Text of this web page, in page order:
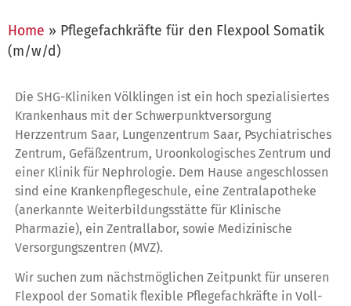
Home » Pflegefachkräfte für den Flexpool Somatik
(m/w/d)
Die SHG-Kliniken Völklingen ist ein hoch spezialisiertes
Krankenhaus mit der Schwerpunktversorgung
Herzzentrum Saar, Lungenzentrum Saar, Psychiatrisches
Zentrum, Gefäßzentrum, Uroonkologisches Zentrum und
einer Klinik für Nephrologie. Dem Hause angeschlossen
sind eine Krankenpflegeschule, eine Zentralapotheke
(anerkannte Weiterbildungsstätte für Klinische
Pharmazie), ein Zentrallabor, sowie Medizinische
Versorgungszentren (MVZ).
Wir suchen zum nächstmöglichen Zeitpunkt für unseren
Flexpool der Somatik flexible Pflegefachkräfte in Voll-